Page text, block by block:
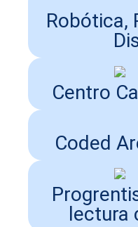
Robótica,
Centro
Coded
lectura